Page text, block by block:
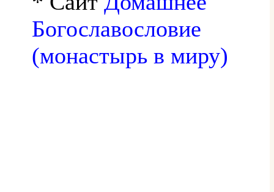
Богославословие
(монастырь в миру)